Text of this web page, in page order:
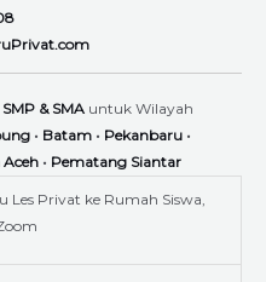
& SMA untuk Wilayah
• Batam • Pekanbaru •
Aceh • Pematang Siantar
Les Privat ke Rumah Siswa,